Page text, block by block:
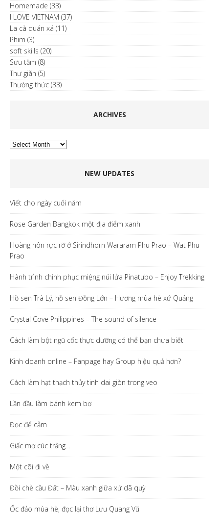
Homemade (33)
I LOVE VIETNAM (37)
La cà quán xá (11)
Phim (3)
soft skills (20)
Sưu tầm (8)
Thư giãn (5)
Thường thức (33)
ARCHIVES
Archives
NEW UPDATES
Viết cho ngày cuối năm
Rose Garden Bangkok một địa điểm xanh
Hoàng hôn rực rỡ ở Sirindhorn Wararam Phu Prao – Wat Phu
Prao
Hành trình chinh phục miệng núi lửa Pinatubo – Enjoy Trekking
Hồ sen Trà Lý, hồ sen Đồng Lớn – Hương mùa hè xứ Quảng
Crystal Cove Philippines – The sound of silence
Cách làm bột ngũ cốc thực dưỡng có thể bạn chưa biết
Kinh doanh online – Fanpage hay Group hiệu quả hơn?
Cách làm hạt thạch thủy tinh dai giòn trong veo
Lần đầu làm bánh kem bơ
Đọc để cảm
Giấc mơ cúc trắng…
Một cõi đi về
Đồi chè cầu Đất – Màu xanh giữa xứ dã quỳ
Ốc đảo mùa hè, đọc lại thơ Lưu Quang Vũ